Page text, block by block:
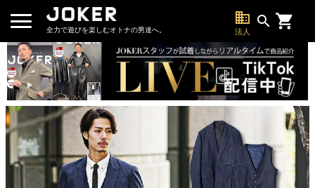
全力で遊びを楽しむオトナの男達へ。
business
法人
search